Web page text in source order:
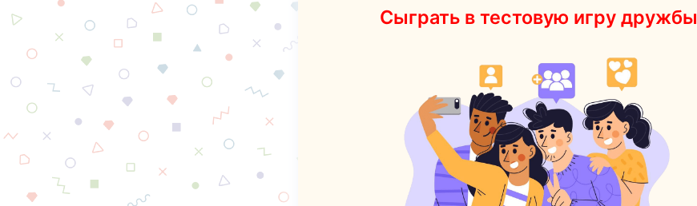
Сыграть в тестовую игру дружбы